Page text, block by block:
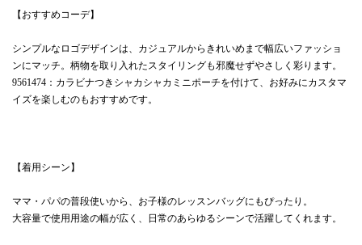
【おすすめコーデ】
シンプルなロゴデザインは、カジュアルからきれいめまで幅広いファッショ
ンにマッチ。柄物を取り入れたスタイリングも邪魔せずやさしく彩ります。
9561474：カラビナつきシャカシャカミニポーチを付けて、お好みにカスタマ
イズを楽しむのもおすすめです。
【着用シーン】
ママ・パパの普段使いから、お子様のレッスンバッグにもぴったり。
大容量で使用用途の幅が広く、日常のあらゆるシーンで活躍してくれます。